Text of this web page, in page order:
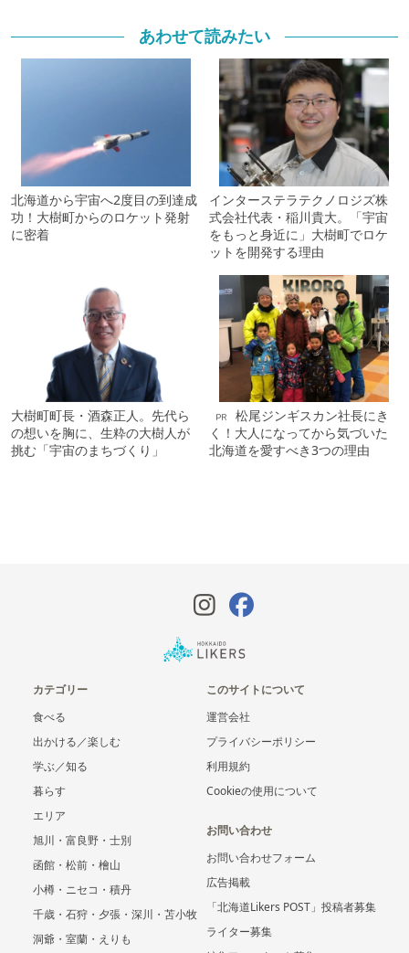
あわせて読みたい
北海道から宇宙へ2度目の到達成
功！大樹町からのロケット発射
に密着
インターステラテクノロジズ株
式会社代表・稲川貴大。「宇宙
をもっと身近に」大樹町でロケ
ットを開発する理由
大樹町町長・酒森正人。先代ら
の想いを胸に、生粋の大樹人が
挑む「宇宙のまちづくり」
PR
松尾ジンギスカン社長にき
く！大人になってから気づいた
北海道を愛すべき3つの理由
カテゴリー
食べる
出かける／楽しむ
学ぶ／知る
暮らす
エリア
旭川・富良野・士別
函館・松前・檜山
小樽・ニセコ・積丹
千歳・石狩・夕張・深川・苫小牧
洞爺・室蘭・えりも
このサイトについて
運営会社
プライバシーポリシー
利用規約
Cookieの使用について
お問い合わせ
お問い合わせフォーム
広告掲載
「北海道Likers POST」投稿者募集
ライター募集